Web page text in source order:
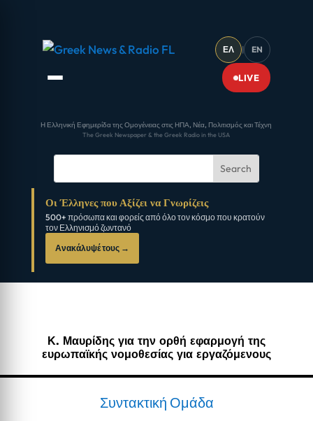
ΕΛ | EN
LIVE
Η Ελληνική Εφημερίδα της Ομογένειας στις ΗΠΑ, Νέα, Πολιτισμός και Τέχνη
The Greek Newspaper & the Greek Radio in the USA
Οι Έλληνες που Αξίζει να Γνωρίζεις
500+ πρόσωπα και φορείς από όλο τον κόσμο που κρατούν
τον Ελληνισμό ζωντανό
Ανακάλυψέ τους →
Κ. Μαυρίδης για την ορθή εφαρμογή της
ευρωπαϊκής νομοθεσίας για εργαζόμενους
Συντακτική Ομάδα